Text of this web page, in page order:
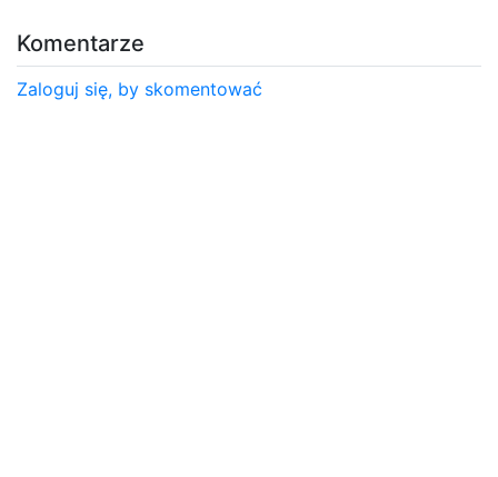
Komentarze
Zaloguj się, by skomentować